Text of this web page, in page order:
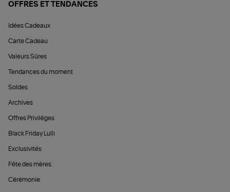
OFFRES ET TENDANCES
Idées Cadeaux
Carte Cadeau
Valeurs Sûres
Tendances du moment
Soldes
Archives
Offres Privilèges
Black Friday Lulli
Exclusivités
Fête des mères
Cérémonie